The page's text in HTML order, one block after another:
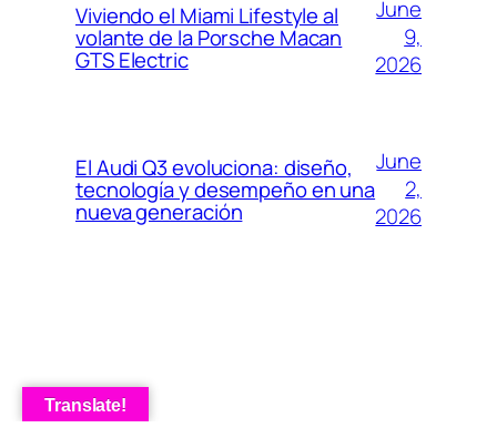
Viviendo el Miami Lifestyle al
volante de la Porsche Macan
GTS Electric
June
9,
2026
El Audi Q3 evoluciona: diseño,
tecnología y desempeño en una
nueva generación
June
2,
2026
Translate!